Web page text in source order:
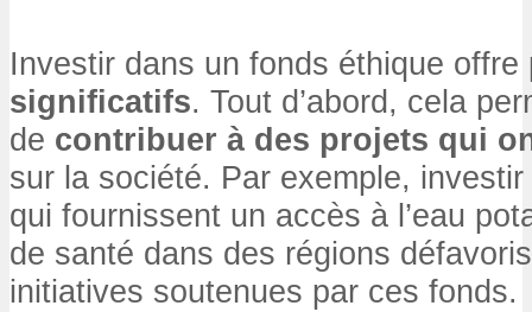
Investir dans un fonds éthique
significatifs. Tout d’abord, cela
de contribuer à des projets qui
sur la société. Par exemple,
qui fournissent un accès à l’eau
de santé dans des régions
initiatives soutenues par ces fonds.